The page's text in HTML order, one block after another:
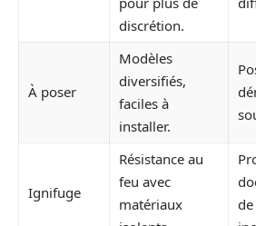
discrétion.
À poser
Modèles
diversifiés,
faciles à
installer.
Ignifuge
Résistance au
feu avec
matériaux